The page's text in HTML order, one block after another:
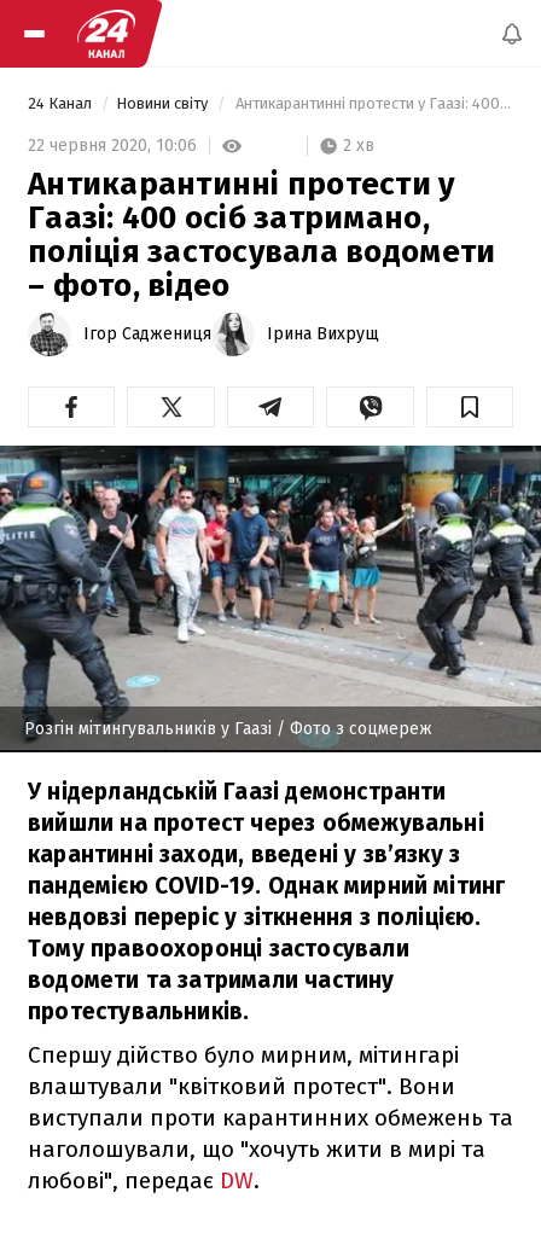
24 Канал Новини світу Антикарантинні протести у Гаазі: 400 осіб затримано, поліція застосувала водомети – фото, відео
22 червня 2020, 10:06 2 хв
Антикарантинні протести у
Гаазі: 400 осіб затримано,
поліція застосувала водомети
– фото, відео
Ігор Саджениця Ірина Вихрущ
Розгін мітингувальників у Гаазі / Фото з соцмереж
У нідерландській Гаазі демонстранти
вийшли на протест через обмежувальні
карантинні заходи, введені у зв’язку з
пандемією COVID-19. Однак мирний мітинг
невдовзі переріс у зіткнення з поліцією.
Тому правоохоронці застосували
водомети та затримали частину
протестувальників.
Спершу дійство було мирним, мітингарі
влаштували "квітковий протест". Вони
виступали проти карантинних обмежень та
наголошували, що "хочуть жити в мирі та
любові", передає DW.